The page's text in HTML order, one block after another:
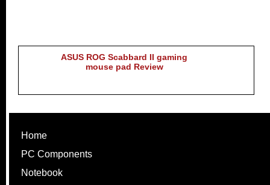
ASUS ROG Scabbard II gaming
mouse pad Review
Home
PC Components
Notebook